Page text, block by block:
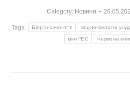
Category: Новини
Tags: Біорізноманіття водно-болотні
міні ГЕС Червона